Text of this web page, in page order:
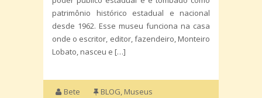
patrimônio histórico estadual e nacional
desde 1962. Esse museu funciona na casa
onde o escritor, editor, fazendeiro, Monteiro
Lobato, nasceu e […]
Bete BLOG, Museus